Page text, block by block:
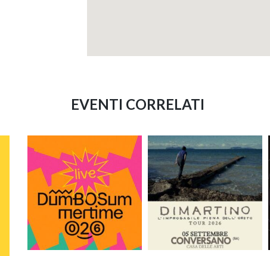
EVENTI CORRELATI